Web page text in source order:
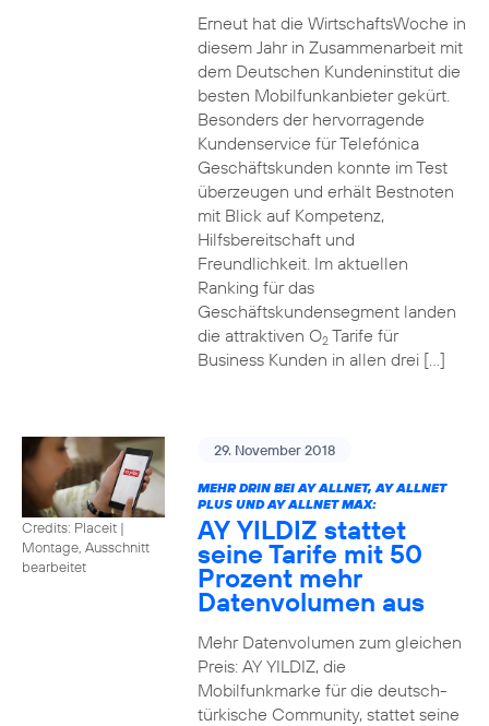
Erneut hat die WirtschaftsWoche in
diesem Jahr in Zusammenarbeit mit
dem Deutschen Kundeninstitut die
besten Mobilfunkanbieter gekürt.
Besonders der hervorragende
Kundenservice für Telefónica
Geschäftskunden konnte im Test
überzeugen und erhält Bestnoten
mit Blick auf Kompetenz,
Hilfsbereitschaft und
Freundlichkeit. Im aktuellen
Ranking für das
Geschäftskundensegment landen
die attraktiven O2Tarife für
Business Kunden in allen drei […]
Credits: Placeit |
Montage, Ausschnitt
bearbeitet
29. November 2018
MEHR DRIN BEI AY ALLNET, AY ALLNET
PLUS UND AY ALLNET MAX:
AY YILDIZ stattet
seine Tarife mit 50
Prozent mehr
Datenvolumen aus
Mehr Datenvolumen zum gleichen
Preis: AY YILDIZ, die
Mobilfunkmarke für die deutsch-
türkische Community, stattet seine